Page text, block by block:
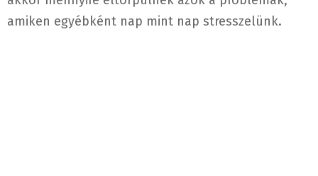
amiken egyébként nap mint nap stresszelünk.